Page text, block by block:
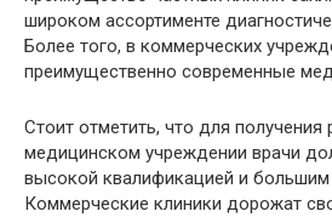
широком ассортименте
Более того, в коммерческих
преимущественно современные
Стоит отметить, что для
медицинском учреждении врачи
высокой квалификацией и
Коммерческие клиники дорожат